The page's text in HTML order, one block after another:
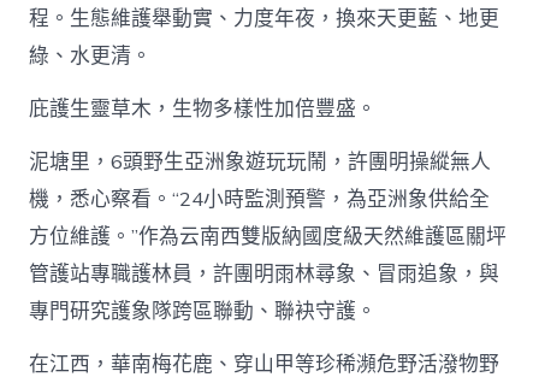
程。生態維護舉動實、力度年夜，換來天更藍、地更
綠、水更清。
庇護生靈草木，生物多樣性加倍豐盛。
泥塘里，6頭野生亞洲象遊玩玩鬧，許團明操縱無人
機，悉心察看。“24小時監測預警，為亞洲象供給全
方位維護。”作為云南西雙版納國度級天然維護區關坪
管護站專職護林員，許團明雨林尋象、冒雨追象，與
專門研究護象隊跨區聯動、聯袂守護。
在江西，華南梅花鹿、穿山甲等珍稀瀕危野活潑物野